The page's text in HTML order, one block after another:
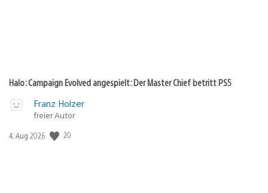
Halo: Campaign Evolved angespielt: Der Master Chief betritt PS5
Franz Holzer
freier Autor
Veröffentlichungsdatum:
4. Aug 2026 20